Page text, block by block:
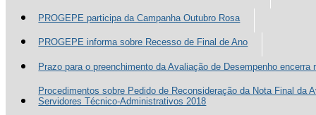
PROGEPE participa da Campanha Outubro Rosa
PROGEPE informa sobre Recesso de Final de Ano
Prazo para o preenchimento da Avaliação de Desempenho encerra
Procedimentos sobre Pedido de Reconsideração da Nota Final da
Servidores Técnico-Administrativos 2018